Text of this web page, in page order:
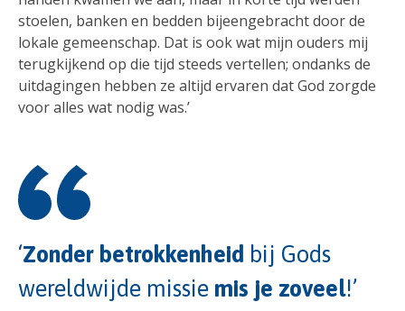
stoelen, banken en bedden bijeengebracht door de
lokale gemeenschap. Dat is ook wat mijn ouders mij
terugkijkend op die tijd steeds vertellen; ondanks de
uitdagingen hebben ze altijd ervaren dat God zorgde
voor alles wat nodig was.’
‘Zonder betrokkenheid bij Gods
wereldwijde missie mis je zoveel!’